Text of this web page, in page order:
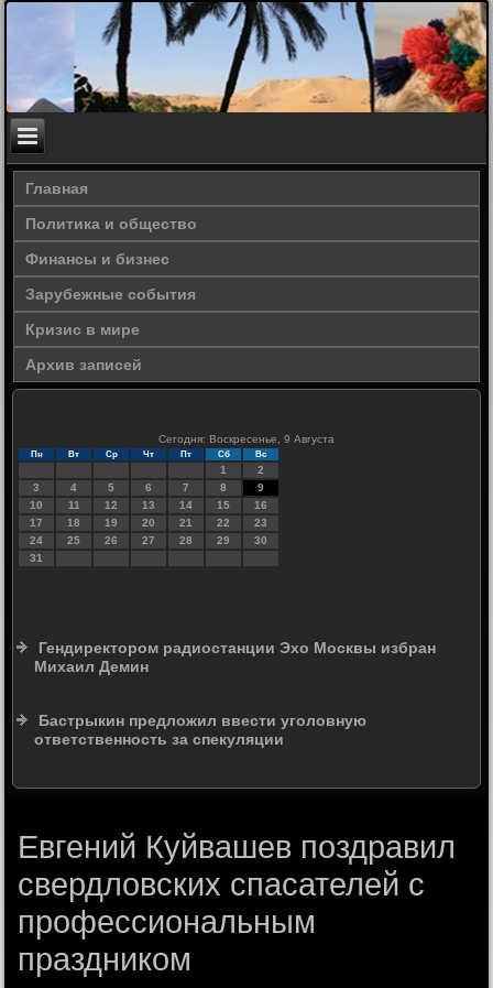
Главная
Политика и общество
Финансы и бизнес
Зарубежные события
Кризис в мире
Архив записей
Сегодня: Воскресенье, 9 Августа
Пн Вт Ср Чт Пт Сб Вс
1
2
3
4 5 6 7 8
9
10
11 12 13 14 15
16
17
18 19 20 21 22
23
24
25 26 27 28 29
30
31
Гендиректором радиостанции Эхо Москвы избран
Михаил Демин
Бастрыкин предложил ввести уголовную
ответственность за спекуляции
Евгений Куйвашев поздравил
свердловских спасателей с
профессиональным
праздником